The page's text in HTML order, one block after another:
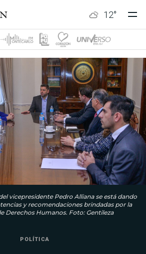
12°
vicepresidente Pedro Alliana se está dando
y recomendaciones brindadas por la
Derechos Humanos. Foto: Gentileza
POLÍTICA